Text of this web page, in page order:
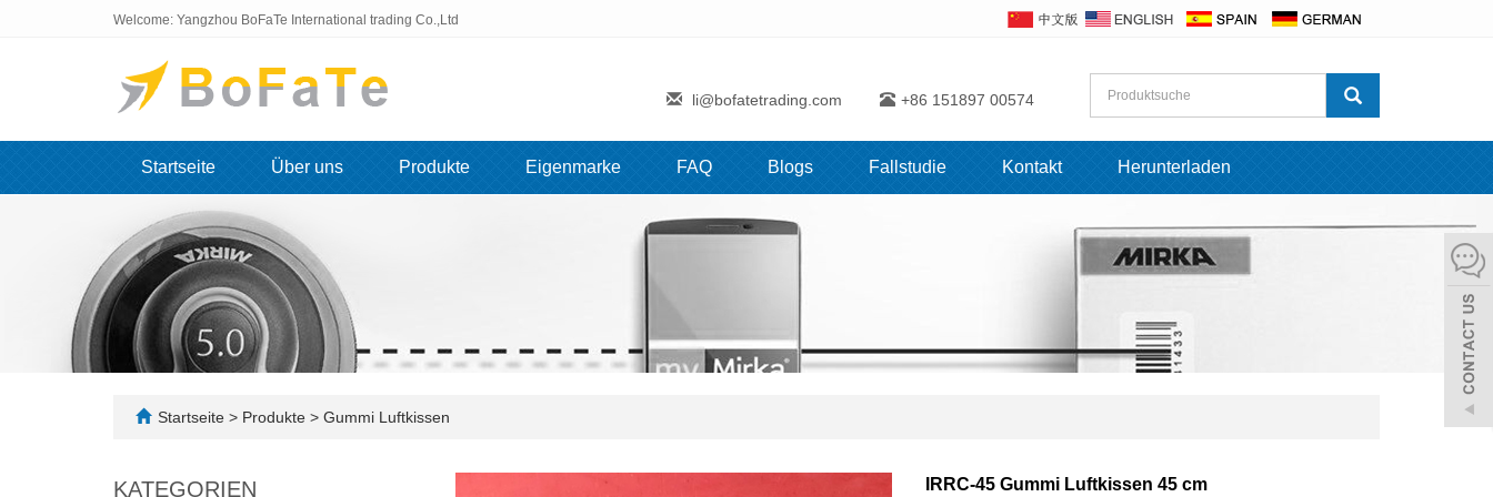
Welcome: Yangzhou BoFaTe International trading Co.,Ltd
li@bofatetrading.com +86 151897 00574
Startseite Über uns Produkte Eigenmarke FAQ Blogs Fallstudie Kontakt Herunterladen
Startseite > Produkte > Gummi Luftkissen
IRRC-45 Gummi Luftkissen 45 cm
KATEGORIEN